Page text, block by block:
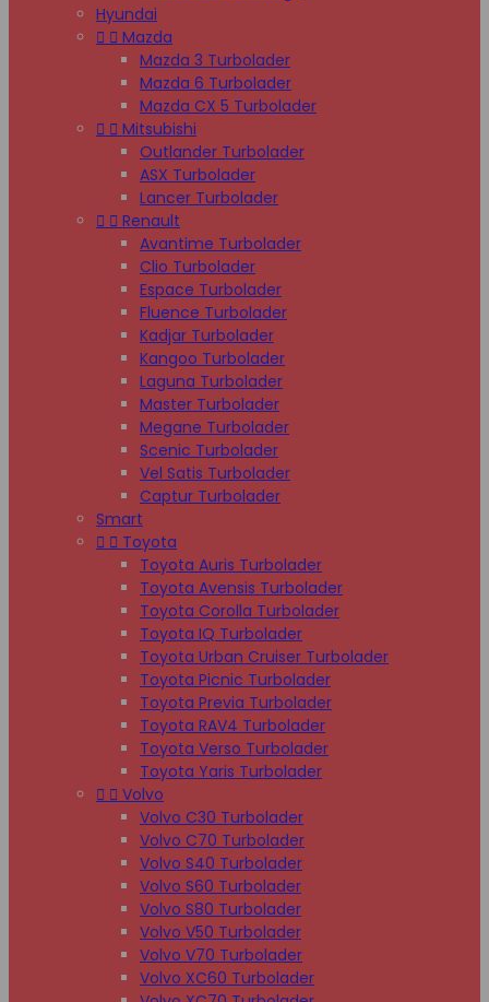
Hyundai
  Mazda
Mazda 3 Turbolader
Mazda 6 Turbolader
Mazda CX 5 Turbolader
  Mitsubishi
Outlander Turbolader
ASX Turbolader
Lancer Turbolader
  Renault
Avantime Turbolader
Clio Turbolader
Espace Turbolader
Fluence Turbolader
Kadjar Turbolader
Kangoo Turbolader
Laguna Turbolader
Master Turbolader
Megane Turbolader
Scenic Turbolader
Vel Satis Turbolader
Captur Turbolader
Smart
  Toyota
Toyota Auris Turbolader
Toyota Avensis Turbolader
Toyota Corolla Turbolader
Toyota IQ Turbolader
Toyota Urban Cruiser Turbolader
Toyota Picnic Turbolader
Toyota Previa Turbolader
Toyota RAV4 Turbolader
Toyota Verso Turbolader
Toyota Yaris Turbolader
  Volvo
Volvo C30 Turbolader
Volvo C70 Turbolader
Volvo S40 Turbolader
Volvo S60 Turbolader
Volvo S80 Turbolader
Volvo V50 Turbolader
Volvo V70 Turbolader
Volvo XC60 Turbolader